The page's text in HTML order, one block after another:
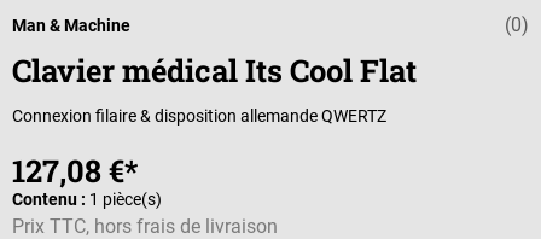
Note (0)
Man & Machine
Clavier médical Its Cool Flat
Connexion filaire & disposition allemande QWERTZ
127,08 €*
Contenu : 1 pièce(s)
Prix TTC, hors frais de livraison